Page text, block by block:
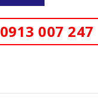
0913 007 247